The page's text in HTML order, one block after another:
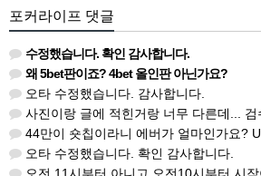
포커라이프 댓글
수정했습니다. 확인 감사합니다.
왜 5bet판이죠? 4bet 올인판 아닌가요?
오타 수정했습니다. 감사합니다.
사진이랑 글에 적힌거랑 너무 다른데... 검수가 아예 안되고
44만이 숏칩이라니 에버가 얼마인가요? Utg스택
오타 수정했습니다. 확인 감사합니다.